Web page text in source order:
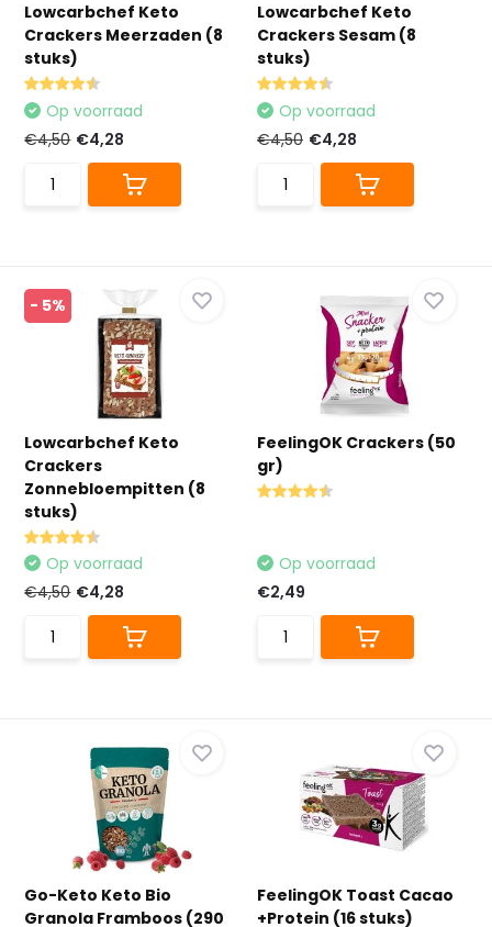
Lowcarbchef Keto
Crackers Meerzaden (8
stuks)
Op voorraad
€4,50 €4,28
Lowcarbchef Keto
Crackers Sesam (8
stuks)
Op voorraad
€4,50 €4,28
- 5%
Lowcarbchef Keto
Crackers
Zonnebloempitten (8
stuks)
Op voorraad
€4,50 €4,28
FeelingOK Crackers (50
gr)
Op voorraad
€2,49
Go-Keto Keto Bio
Granola Framboos (290
FeelingOK Toast Cacao
+Protein (16 stuks)